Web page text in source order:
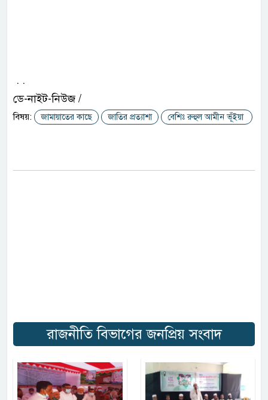
. .
ডে-নাইট-নিউজ /
বিষয়: জামায়াতের কাছে জাতির প্রত্যাশা বেশিঃ রুহুল আমীন ভূঁইয়া
রাজনীতি বিভাগের জনপ্রিয় সংবাদ